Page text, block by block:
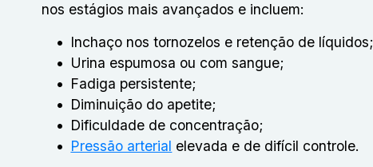
nos estágios mais avançados e incluem:
Inchaço nos tornozelos e retenção de líquidos;
Urina espumosa ou com sangue;
Fadiga persistente;
Diminuição do apetite;
Dificuldade de concentração;
Pressão arterial elevada e de difícil controle.